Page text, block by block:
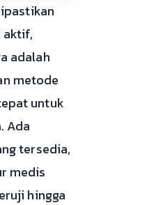
aktif,
adalah
metode
untuk
Ada
tersedia,
medis
hingga